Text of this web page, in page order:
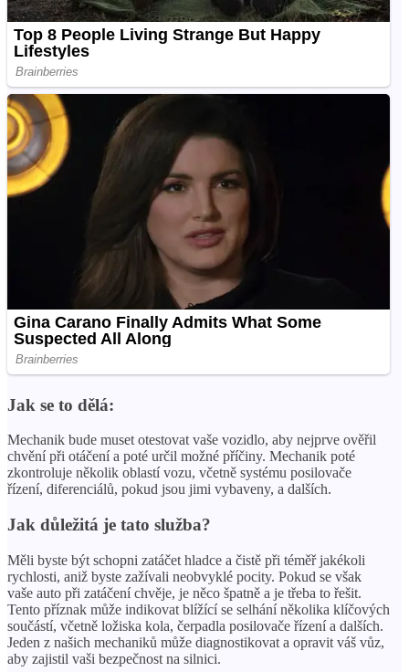
Jak se to dělá:
Mechanik bude muset otestovat vaše vozidlo, aby nejprve ověřil
chvění při otáčení a poté určil možné příčiny. Mechanik poté
zkontroluje několik oblastí vozu, včetně systému posilovače
řízení, diferenciálů, pokud jsou jimi vybaveny, a dalších.
Jak důležitá je tato služba?
Měli byste být schopni zatáčet hladce a čistě při téměř jakékoli
rychlosti, aniž byste zažívali neobvyklé pocity. Pokud se však
vaše auto při zatáčení chvěje, je něco špatně a je třeba to řešit.
Tento příznak může indikovat blížící se selhání několika klíčových
součástí, včetně ložiska kola, čerpadla posilovače řízení a dalších.
Jeden z našich mechaniků může diagnostikovat a opravit váš vůz,
aby zajistil vaši bezpečnost na silnici.